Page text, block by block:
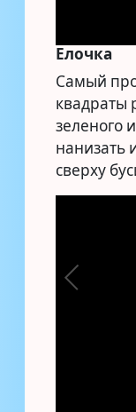
Елочка
Самый
квадраты
зеленого
нанизать
сверху